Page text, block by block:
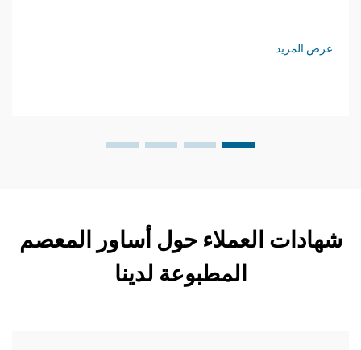
عرض المزيد
شهادات العملاء حول أساور المعصم
المطبوعة لدينا